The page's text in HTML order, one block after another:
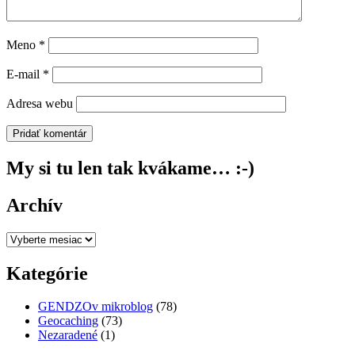
Meno *
E-mail *
Adresa webu
My si tu len tak kvákame… :-)
Archív
Archív
Kategórie
GENDZOv mikroblog (78)
Geocaching (73)
Nezaradené (1)